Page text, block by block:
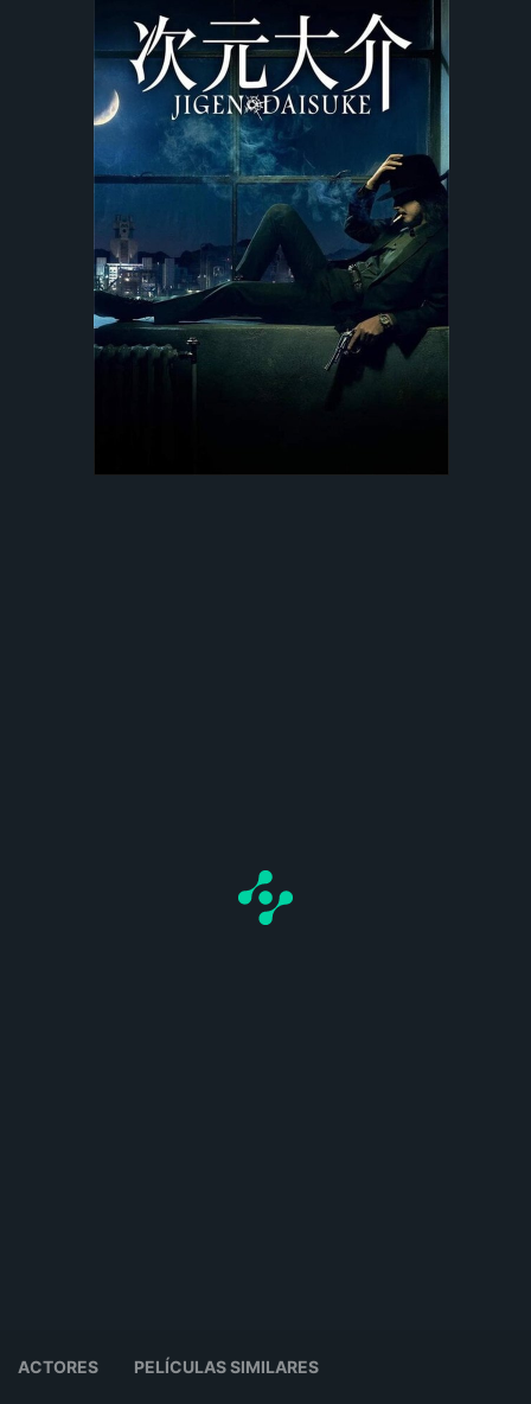
ACTORES PELÍCULAS SIMILARES